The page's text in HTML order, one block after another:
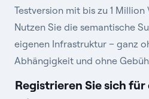
Testversion mit bis zu 1
Nutzen Sie die semantische
eigenen Infrastruktur – ganz
Abhängigkeit und ohne
Registrieren Sie sich